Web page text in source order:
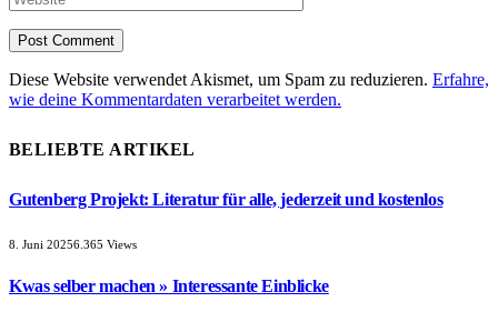
Diese Website verwendet Akismet, um Spam zu reduzieren. Erfahre,
wie deine Kommentardaten verarbeitet werden.
BELIEBTE ARTIKEL
Gutenberg Projekt: Literatur für alle, jederzeit und kostenlos
8. Juni 20256.365 Views
Kwas selber machen » Interessante Einblicke